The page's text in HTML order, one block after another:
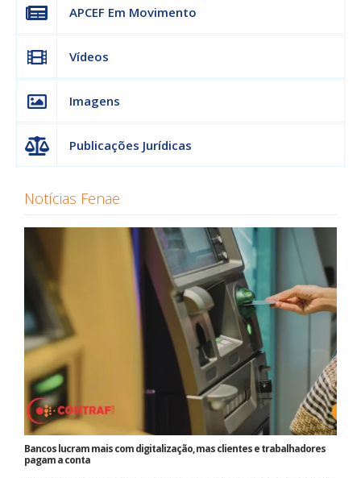
APCEF Em Movimento
Vídeos
Imagens
Publicações Jurídicas
Notícias Fenae
Bancos lucram mais com digitalização, mas clientes e trabalhadores
pagam a conta